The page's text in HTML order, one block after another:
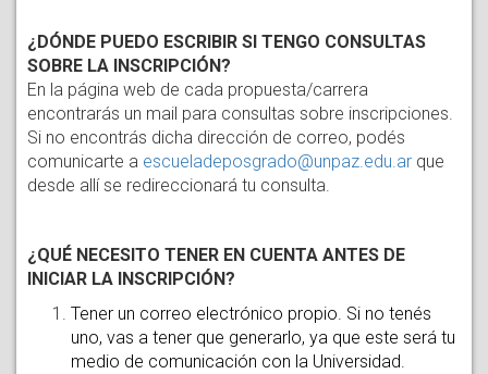
¿DÓNDE PUEDO ESCRIBIR SI TENGO CONSULTAS
SOBRE LA INSCRIPCIÓN?
En la página web de cada propuesta/carrera
encontrarás un mail para consultas sobre inscripciones.
Si no encontrás dicha dirección de correo, podés
comunicarte a escueladeposgrado@unpaz.edu.ar que
desde allí se redireccionará tu consulta.
¿QUÉ NECESITO TENER EN CUENTA ANTES DE
INICIAR LA INSCRIPCIÓN?
Tener un correo electrónico propio. Si no tenés
uno, vas a tener que generarlo, ya que este será tu
medio de comunicación con la Universidad.